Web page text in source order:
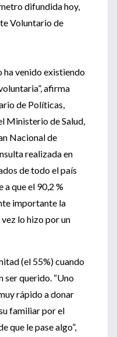
difundida hoy,
Voluntario de
ha venido existiendo
afirma
de Políticas,
Ministerio de Salud,
Nacional de
realizada en
de todo el país
a que el 90,2 %
importante la
lo hizo por un
(el 55%) cuando
ser querido. “Uno
rápido a donar
familiar por el
que le pase algo”,